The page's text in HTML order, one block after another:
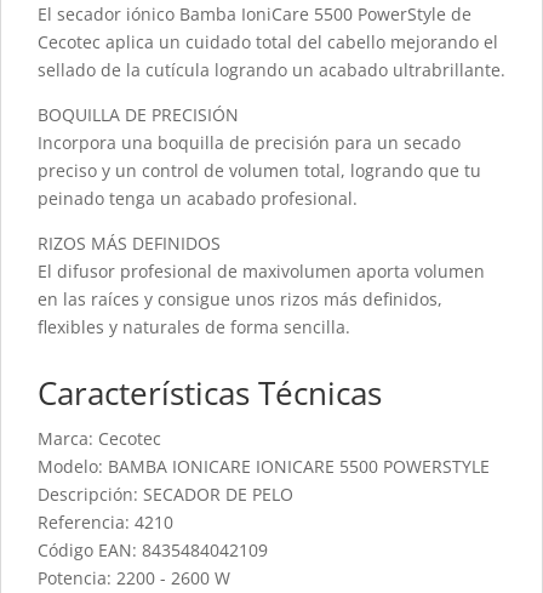
El secador iónico Bamba IoniCare 5500 PowerStyle de
Cecotec aplica un cuidado total del cabello mejorando el
sellado de la cutícula logrando un acabado ultrabrillante.
BOQUILLA DE PRECISIÓN
Incorpora una boquilla de precisión para un secado
preciso y un control de volumen total, logrando que tu
peinado tenga un acabado profesional.
RIZOS MÁS DEFINIDOS
El difusor profesional de maxivolumen aporta volumen
en las raíces y consigue unos rizos más definidos,
flexibles y naturales de forma sencilla.
Características Técnicas
Marca: Cecotec
Modelo: BAMBA IONICARE IONICARE 5500 POWERSTYLE
Descripción: SECADOR DE PELO
Referencia: 4210
Código EAN: 8435484042109
Potencia: 2200 - 2600 W